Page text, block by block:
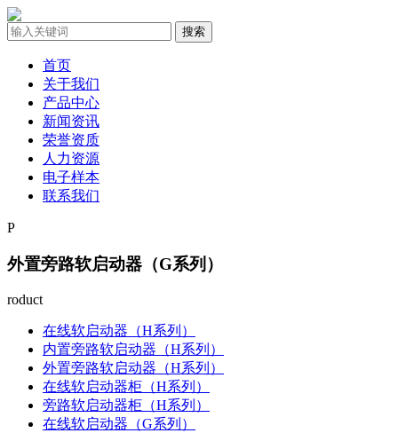
首页
关于我们
产品中心
新闻资讯
荣誉资质
人力资源
电子样本
联系我们
P
外置旁路软启动器（G系列）
roduct
在线软启动器（H系列）
内置旁路软启动器（H系列）
外置旁路软启动器（H系列）
在线软启动器柜（H系列）
旁路软启动器柜（H系列）
在线软启动器（G系列）